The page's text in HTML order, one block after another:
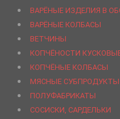
ВАРЁНЫЕ ИЗДЕЛИЯ В
ВАРЁНЫЕ КОЛБАСЫ
ВЕТЧИНЫ
КОПЧЁНОСТИ
КОПЧЁНЫЕ КОЛБАСЫ
МЯСНЫЕ СУБПРОДУКТЫ
ПОЛУФАБРИКАТЫ
СОСИСКИ, САРДЕЛЬКИ